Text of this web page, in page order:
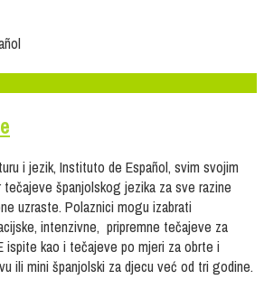
i jezik, Instituto de Español, svim svojim
tečajeve španjolskog jezika za sve razine
uzraste. Polaznici mogu izabrati
intenzivne, pripremne tečajeve za
ispite kao i tečajeve po mjeri za obrte i
ili mini španjolski za djecu već od tri godine.